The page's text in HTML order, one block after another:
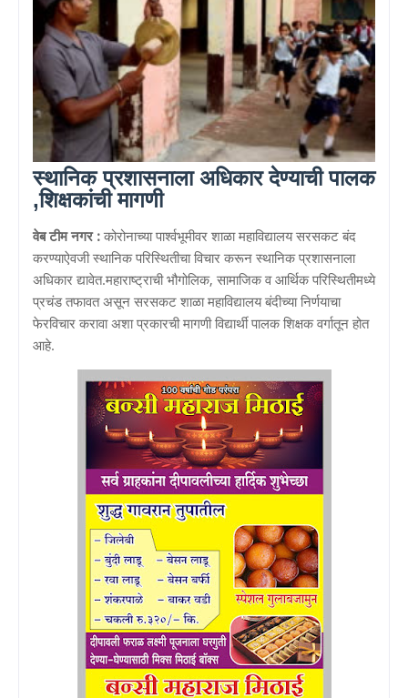
स्थानिक प्रशासनाला अधिकार देण्याची पालक
,शिक्षकांची मागणी
वेब टीम नगर : कोरोनाच्या पार्श्वभूमीवर शाळा महाविद्यालय सरसकट बंद
करण्याऐवजी स्थानिक परिस्थितीचा विचार करून स्थानिक प्रशासनाला
अधिकार द्यावेत.महाराष्ट्राची भौगोलिक, सामाजिक व आर्थिक परिस्थितीमध्ये
प्रचंड तफावत असून सरसकट शाळा महाविद्यालय बंदीच्या निर्णयाचा
फेरविचार करावा अशा प्रकारची मागणी विद्यार्थी पालक शिक्षक वर्गातून होत
आहे.